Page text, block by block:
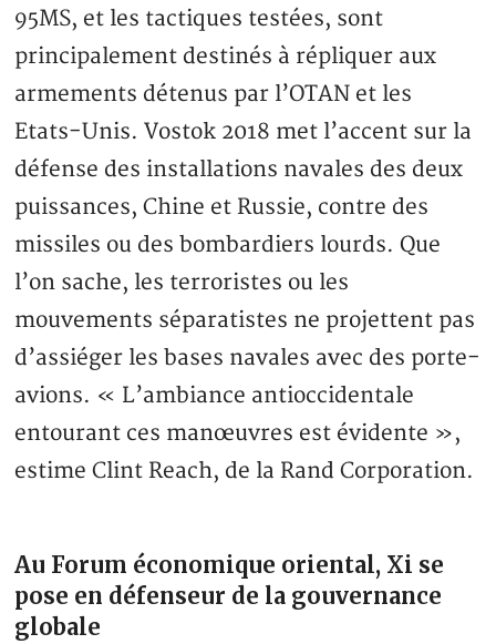
95MS, et les tactiques testées, sont
principalement destinés à répliquer aux
armements détenus par l’OTAN et les
Etats-Unis. Vostok 2018 met l’accent sur la
défense des installations navales des deux
puissances, Chine et Russie, contre des
missiles ou des bombardiers lourds. Que
l’on sache, les terroristes ou les
mouvements séparatistes ne projettent pas
d’assiéger les bases navales avec des porte-
avions. « L’ambiance antioccidentale
entourant ces manœuvres est évidente »,
estime Clint Reach, de la Rand Corporation.
Au Forum économique oriental, Xi se
pose en défenseur de la gouvernance
globale